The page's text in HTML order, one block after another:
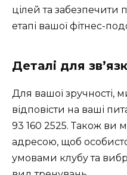
цілей та
етапі вашої фітнес-
Деталі для
Для вашої зручності,
відповісти на ваші
93 160 2525. Також ви
адресою, щоб
умовами клубу та